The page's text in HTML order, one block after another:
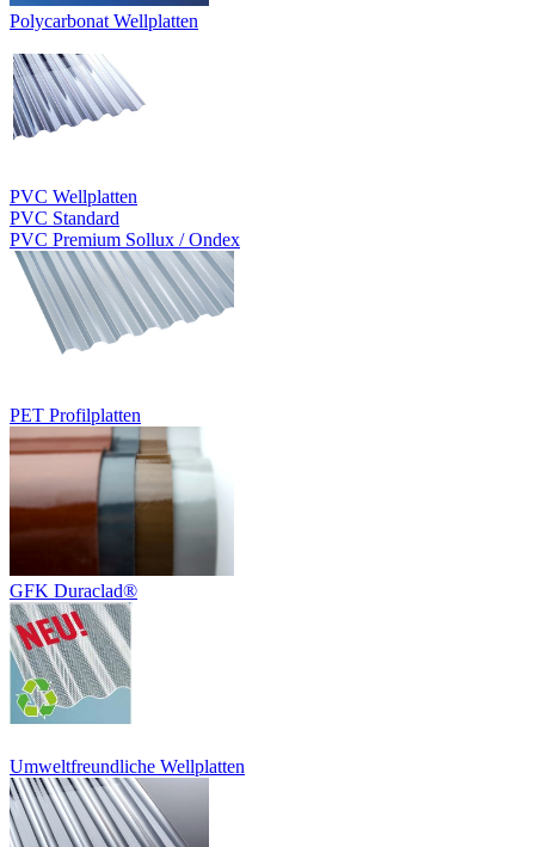
Polycarbonat Wellplatten
PVC Wellplatten
PVC Standard
PVC Premium Sollux / Ondex
PET Profilplatten
GFK Duraclad®
Umweltfreundliche Wellplatten